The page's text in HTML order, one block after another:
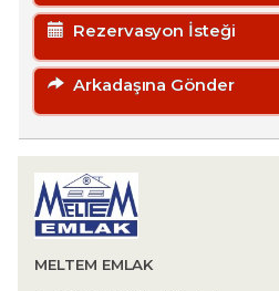
Rezervasyon İsteği
Arkadaşına Gönder
MELTEM EMLAK